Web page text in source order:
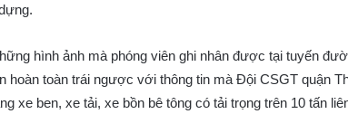
hình ảnh mà phóng viên ghi nhân được tại tuyến
hoàn toàn trái ngược với thông tin mà Đội CSGT quận
xe ben, xe tải, xe bồn bê tông có tải trọng trên 10 tấn